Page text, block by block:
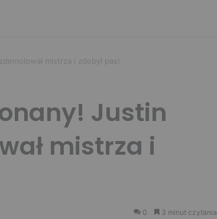
mistrza i zdobył pas!
Justin
mistrza i
0 3 minut czytania